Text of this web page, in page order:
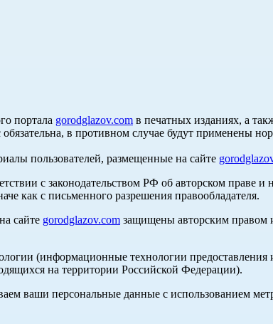
портала gorodglazov.com в печатных изданиях, а
в противном случае будут применены
пользователей, размещенные на сайте
с законодательством РФ об авторском
как с письменного разрешения правообладателя.
сайте gorodglazov.com защищены авторским правом
(информационные технологии предоставления
на территории Российской Федерации).
ваши персональные данные с использованием